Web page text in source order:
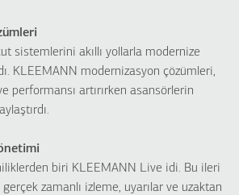
sistemlerini akıllı yollarla modernize
KLEEMANN modernizasyon çözümleri,
performansı artırırken asansörlerin
biri KLEEMANN Live idi. Bu ileri
zamanlı izleme, uyarılar ve uzaktan